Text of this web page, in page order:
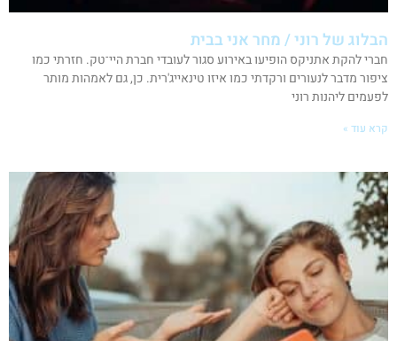
הבלוג של רוני / מחר אני בבית
חברי להקת אתניקס הופיעו באירוע סגור לעובדי חברת היי־טק. חזרתי כמו
ציפור מדבר לנעורים ורקדתי כמו איזו טינאייג'רית. כן, גם לאמהות מותר
לפעמים ליהנות רוני
קרא עוד »